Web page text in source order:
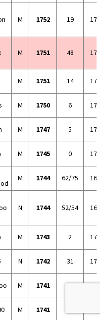
M 1752 19
M 1751 48
M 1751 14
M 1750 6
M 1747 5
M 1745 0
M 1744 62/75
N 1744 52/54
M 1743 2
N 1742 31
M 1741 42
M 1741